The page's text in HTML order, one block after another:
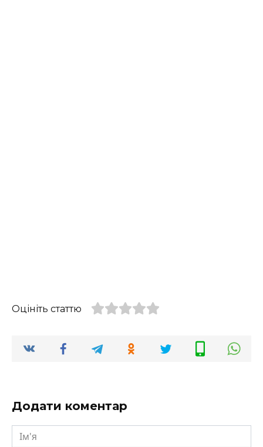
Оцініть статтю
Додати коментар
Ім'я